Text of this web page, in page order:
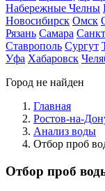
Набережные Челны
Новосибирск Омск
Рязань Самара
Ставрополь Сургут
Уфа Хабаровск
Город не найден
Главная
Ростов-на-
Анализ воды
Отбор проб
Отбор проб